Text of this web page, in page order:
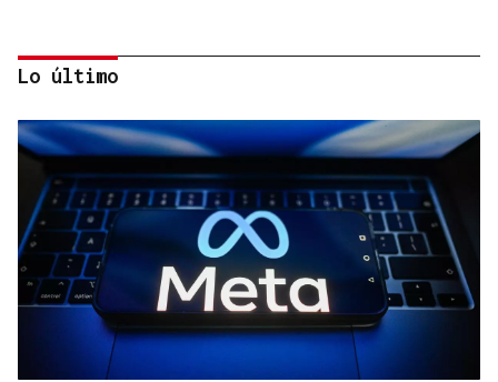
CRIMEN EN A GRANXA
La jueza insta al CHUO a notificarle el alta de la
presunta matricida de O Carballiño
Lo último